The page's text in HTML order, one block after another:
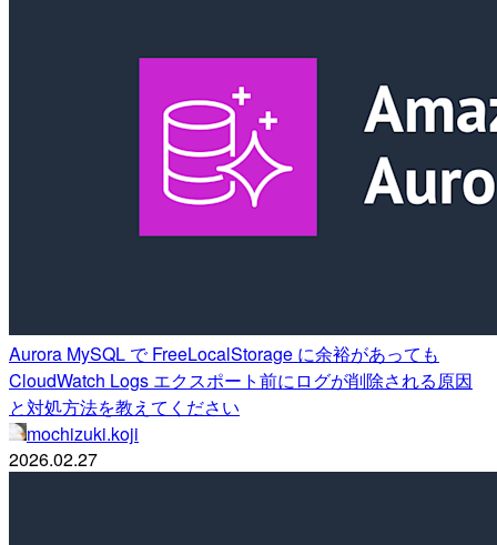
Aurora MySQL で FreeLocalStorage に余裕があっても
CloudWatch Logs エクスポート前にログが削除される原因
と対処方法を教えてください
mochizuki.koji
2026.02.27